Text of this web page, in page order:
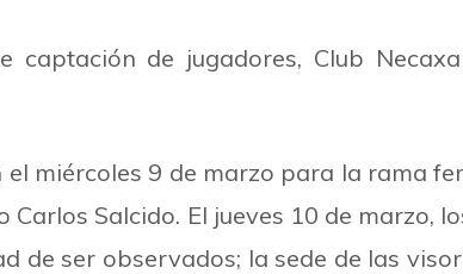
de jugadores, Club
el miércoles 9 de marzo para la rama
Salcido. El jueves 10 de marzo,
ser observados; la sede de las